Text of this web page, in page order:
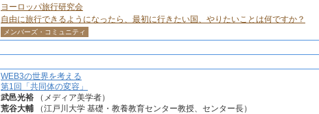
ヨーロッパ旅行研究会
自由に旅行できるようになったら、最初に行きたい国、やりたいことは何ですか？
メンバーズ・コミュニティ
WEB3の世界を考える
第1回「共同体の変容」
武邑光裕 （メディア美学者）
荒谷大輔 （江戸川大学 基礎・教養教育センター教授、センター長）